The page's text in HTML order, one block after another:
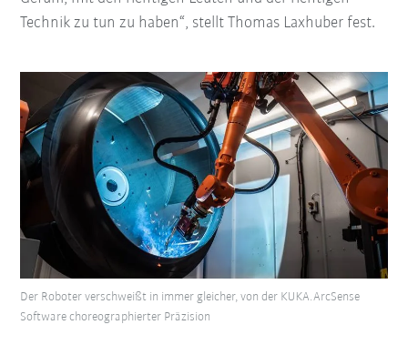
Technik zu tun zu haben“, stellt Thomas Laxhuber fest.
Der Roboter verschweißt in immer gleicher, von der KUKA.ArcSense
Software choreographierter Präzision